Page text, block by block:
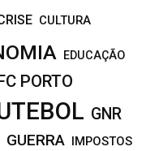
CULTURA
EDUCAÇÃO
PORTO
GNR
GUERRA IMPOSTOS